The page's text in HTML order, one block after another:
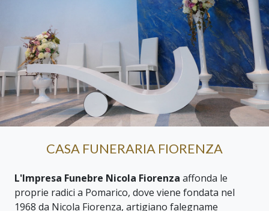
CASA FUNERARIA FIORENZA
L'Impresa Funebre Nicola Fiorenza affonda le
proprie radici a Pomarico, dove viene fondata nel
1968 da Nicola Fiorenza, artigiano falegname